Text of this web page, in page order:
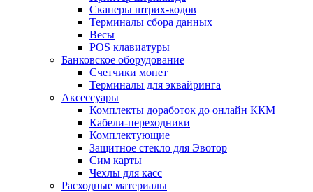
Сканеры штрих-кодов
Терминалы сбора данных
Весы
POS клавиатуры
Банковское оборудование
Счетчики монет
Терминалы для эквайринга
Аксессуары
Комплекты доработок до онлайн ККМ
Кабели-переходники
Комплектующие
Защитное стекло для Эвотор
Сим карты
Чехлы для касс
Расходные материалы